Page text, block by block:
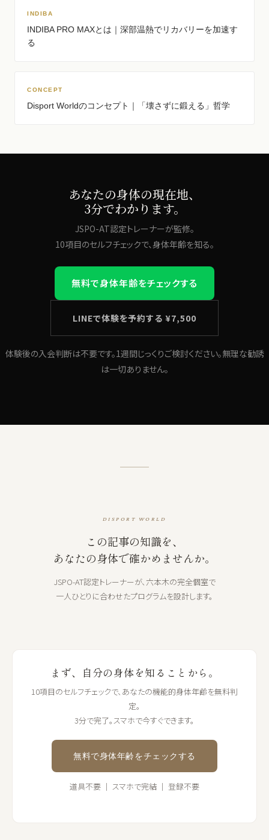
INDIBA
INDIBA PRO MAXとは｜深部温熱でリカバリーを加速す
る
CONCEPT
Disport Worldのコンセプト｜「壊さずに鍛える」哲学
あなたの身体の現在地、
3分でわかります。
JSPO-AT認定トレーナーが監修。
10項目のセルフチェックで、身体年齢を知る。
無料で身体年齢をチェックする
LINEで体験を予約する ¥7,500
体験後の入会判断は不要です。1週間じっくりご検討ください。無理な勧誘
は一切ありません。
DISPORT WORLD
この記事の知識を、
あなたの身体で確かめませんか。
JSPO-AT認定トレーナーが、六本木の完全個室で
一人ひとりに合わせたプログラムを設計します。
まず、自分の身体を知ることから。
10項目のセルフチェックで、あなたの機能的身体年齢を無料判
定。
3分で完了。スマホで今すぐできます。
無料で身体年齢をチェックする
道具不要 ｜ スマホで完結 ｜ 登録不要